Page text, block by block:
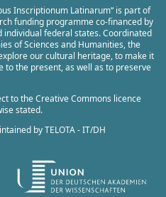
Inscriptionum Latinarum“ is part of
funding programme co-financed by
federal states. Coordinated
of Sciences and Humanities, the
our cultural heritage, to make it
to the present, as well as to preserve
to the Creative Commons licence
stated.
byTELOTA - IT/DH